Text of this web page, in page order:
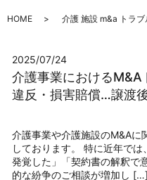
HOME 介護 施設 m&a トラブ
2025/07/24
介護事業におけるM&A
違反・損害賠償…譲渡
介護事業や介護施設のM&Aに
しております。 特に近年で
発覚した」「契約書の解釈で
的な紛争のご相談が増加し […]